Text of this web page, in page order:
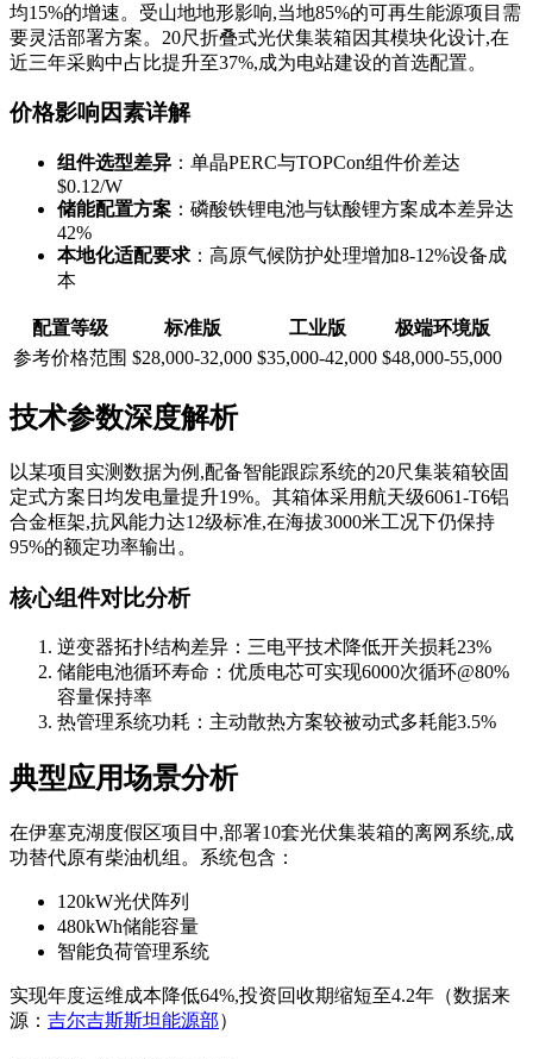
均15%的增速。受山地地形影响,当地85%的可再生能源项目需
要灵活部署方案。20尺折叠式光伏集装箱因其模块化设计,在
近三年采购中占比提升至37%,成为电站建设的首选配置。
价格影响因素详解
组件选型差异 ：单晶PERC与TOPCon组件价差达
$0.12/W
储能配置方案 ：磷酸铁锂电池与钛酸锂方案成本差异达
42%
本地化适配要求 ：高原气候防护处理增加8-12%设备成
本
配置等级 标准版 工业版
极端环境版
参考价格范围 $28,000-32,000 $35,000-42,000 $48,000-55,000
技术参数深度解析
以某项目实测数据为例,配备智能跟踪系统的20尺集装箱较固
定式方案日均发电量提升19%。其箱体采用航天级6061-T6铝
合金框架,抗风能力达12级标准,在海拔3000米工况下仍保持
95%的额定功率输出。
核心组件对比分析
逆变器拓扑结构差异：三电平技术降低开关损耗23%
储能电池循环寿命：优质电芯可实现6000次循环@80%
容量保持率
热管理系统功耗：主动散热方案较被动式多耗能3.5%
典型应用场景分析
在伊塞克湖度假区项目中,部署10套光伏集装箱的离网系统,成
功替代原有柴油机组。系统包含：
120kW光伏阵列
480kWh储能容量
智能负荷管理系统
实现年度运维成本降低64%,投资回收期缩短至4.2年（数据来
源： 吉尔吉斯斯坦能源部）